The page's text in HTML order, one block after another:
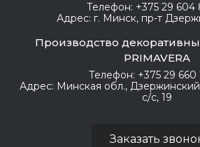
Телефон: +375 29 604
Адрес: г. Минск, пр-т
Производство
PRIMAVERA
Телефон: +375 29 660
Адрес: Минская обл.,
с/с, 19
Заказать